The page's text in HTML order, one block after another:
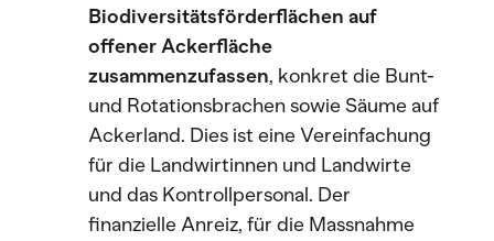
Biodiversitätsförderflächen auf
offener Ackerfläche
zusammenzufassen, konkret die Bunt-
und Rotationsbrachen sowie Säume auf
Ackerland. Dies ist eine Vereinfachung
für die Landwirtinnen und Landwirte
und das Kontrollpersonal. Der
finanzielle Anreiz, für die Massnahme